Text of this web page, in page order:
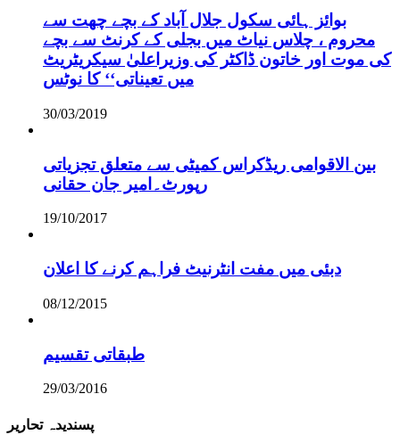
بوائز ہائی سکول جلال آباد کے بچے چھت سے
محروم ، چلاس نیاٹ میں بجلی کے کرنٹ سے بچے
کی موت اور خاتون ڈاکٹر کی وزیراعلیٰ سیکریٹریٹ
میں تعیناتی‘‘ کا نوٹس
30/03/2019
بین الاقوامی ریڈکراس کمیٹی سے متعلق تجزیاتی
رپورٹ۔امیر جان حقانی
19/10/2017
دبئی میں مفت انٹرنیٹ فراہم کرنے کا اعلان
08/12/2015
طبقاتی تقسیم
29/03/2016
پسندیدہ تحاریر